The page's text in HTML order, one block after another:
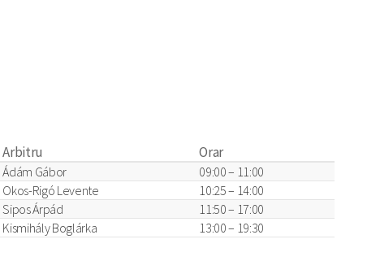
Arbitru Orar
Ádám Gábor
09:00 – 11:00
Okos-Rigó Levente
10:25 – 14:00
Sipos Árpád
11:50 – 17:00
Kismihály Boglárka 13:00 – 19:30